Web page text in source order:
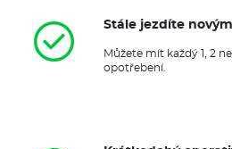
Stále jezdíte
Můžete mít každý 1, 2
opotřebení.